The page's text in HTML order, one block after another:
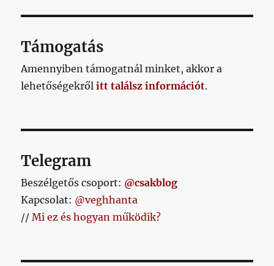
Támogatás
Amennyiben támogatnál minket, akkor a
lehetőségekrőlitt találsz információt.
Telegram
Beszélgetős csoport: @csakblog
Kapcsolat: @veghhanta
//Mi ez és hogyan működik?